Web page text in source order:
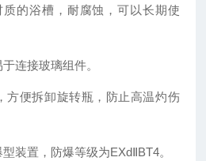
质的浴槽，耐腐蚀，可以长期使
连接玻璃组件。
方便拆卸旋转瓶，防止高温灼伤
装置，防爆等级为EXdⅡBT4。